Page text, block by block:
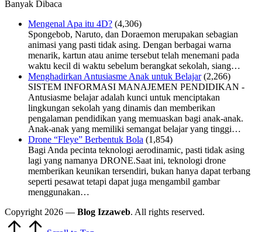
Banyak Dibaca
Mengenal Apa itu 4D? (4,306)
Spongebob, Naruto, dan Doraemon merupakan sebagian
animasi yang pasti tidak asing. Dengan berbagai warna
menarik, kartun atau anime tersebut telah menemani pada
waktu kecil di waktu sebelum berangkat sekolah, siang…
Menghadirkan Antusiasme Anak untuk Belajar (2,266)
SISTEM INFORMASI MANAJEMEN PENDIDIKAN -
Antusiasme belajar adalah kunci untuk menciptakan
lingkungan sekolah yang dinamis dan memberikan
pengalaman pendidikan yang memuaskan bagi anak-anak.
Anak-anak yang memiliki semangat belajar yang tinggi…
Drone “Fleye” Berbentuk Bola (1,854)
Bagi Anda pecinta teknologi aerodinamic, pasti tidak asing
lagi yang namanya DRONE.Saat ini, teknologi drone
memberikan keunikan tersendiri, bukan hanya dapat terbang
seperti pesawat tetapi dapat juga mengambil gambar
menggunakan…
Copyright 2026 — Blog Izzaweb. All rights reserved.